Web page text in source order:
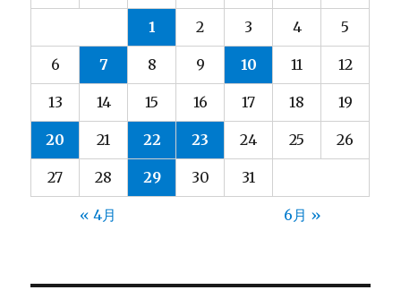
1 2 3 4 5
6 7 8 9 10 11 12
13 14 15 16 17 18 19
20 21 22 23 24 25 26
27 28 29 30 31
« 4月 6月 »